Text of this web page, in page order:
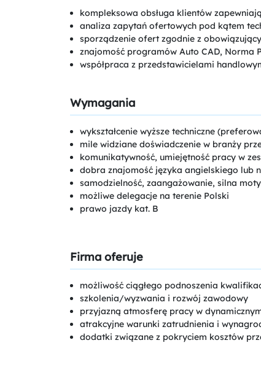
kompleksowa obsługa klientów
analiza zapytań ofertowych pod kątem
sporządzenie ofert zgodnie z
znajomość programów Auto CAD, Norma
współpraca z przedstawicielami
Wymagania
wykształcenie wyższe techniczne
mile widziane doświadczenie w branży
komunikatywność, umiejętność pracy w
dobra znajomość języka angielskiego lub
samodzielność, zaangażowanie, silna
możliwe delegacje na terenie Polski
prawo jazdy kat. B
Firma oferuje
możliwość ciągłego podnoszenia
szkolenia/wyzwania i rozwój zawodowy
przyjazną atmosferę pracy w
atrakcyjne warunki zatrudnienia i
dodatki związane z pokryciem kosztów